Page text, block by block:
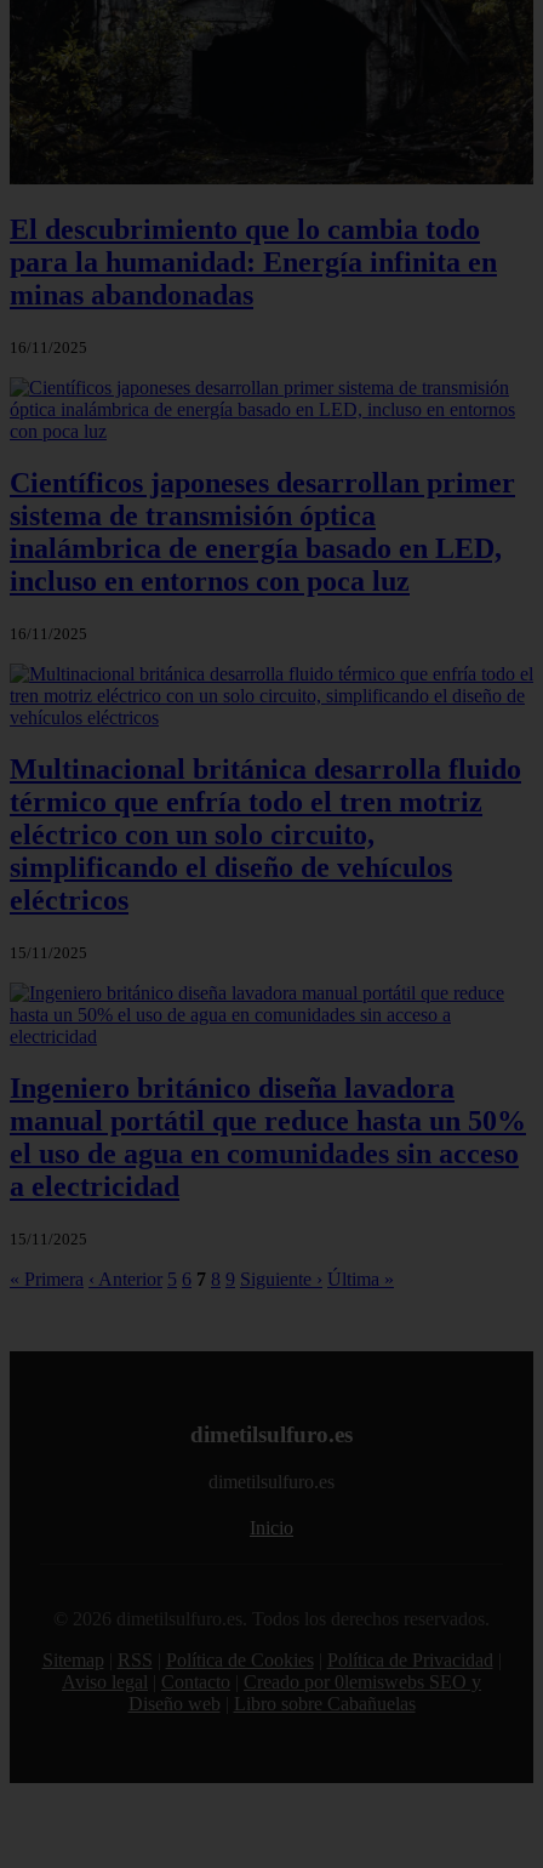
El descubrimiento que lo cambia todo
para la humanidad: Energía infinita en
minas abandonadas
16/11/2025
Científicos japoneses desarrollan primer
sistema de transmisión óptica
inalámbrica de energía basado en LED,
incluso en entornos con poca luz
16/11/2025
Multinacional británica desarrolla fluido
térmico que enfría todo el tren motriz
eléctrico con un solo circuito,
simplificando el diseño de vehículos
eléctricos
15/11/2025
Ingeniero británico diseña lavadora
manual portátil que reduce hasta un 50%
el uso de agua en comunidades sin acceso
a electricidad
15/11/2025
« Primera ‹ Anterior 5 6 7 8 9 Siguiente › Última »
dimetilsulfuro.es
dimetilsulfuro.es
Inicio
© 2026 dimetilsulfuro.es. Todos los derechos reservados.
Sitemap
RSS Política de Cookies Política de Privacidad
Aviso legal
Contacto
Creado por 0lemiswebs SEO y
Diseño web
Libro sobre Cabañuelas